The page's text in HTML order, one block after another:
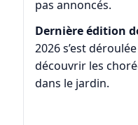
pas annoncés.
Dernière édition
2026 s’est
découvrir les
dans le jardin.